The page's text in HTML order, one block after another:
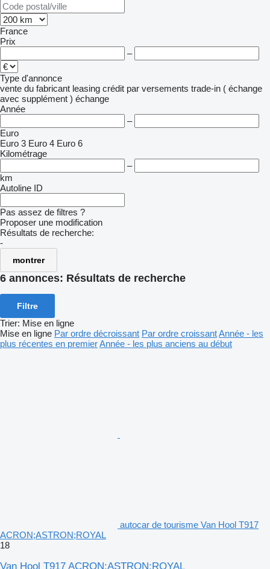
France
Prix
–
Type d'annonce
vente du fabricant leasing crédit par versements trade-in ( échange
avec supplément ) échange
Année
–
Euro
Euro 3 Euro 4 Euro 6
Kilométrage
–
km
Autoline ID
Pas assez de filtres ?
Proposer une modification
Résultats de recherche:
-
montrer
6 annonces: Résultats de recherche
Filtre
Trier: Mise en ligne
Mise en ligne Par ordre décroissant Par ordre croissantAnnée - les
plus récentes en premierAnnée - les plus anciens au début
autocar de tourisme Van Hool T917
ACRON;ASTRON;ROYAL
18
Van Hool T917 ACRON;ASTRON;ROYAL